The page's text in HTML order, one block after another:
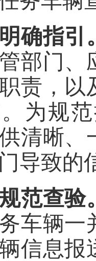
确指引
部门、
责，以
为规
清晰、
导致的
范查验
车辆一
信息报